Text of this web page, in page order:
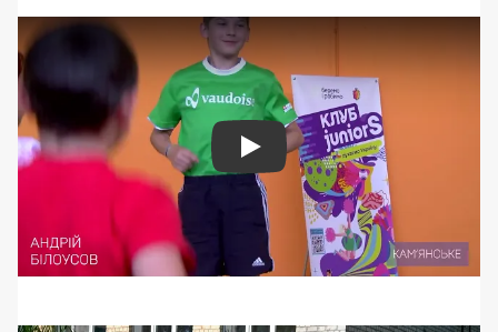
Play